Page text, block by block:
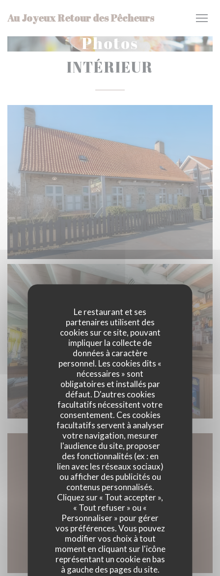
Le restaurant et ses
partenaires utilisent des
cookies sur ce site, pouvant
impliquer la collecte de
données à caractère
personnel. Les cookies dits «
nécessaires » sont
obligatoires et installés par
défaut. D'autres cookies
facultatifs nécessitent votre
consentement. Ces cookies
facultatifs servent à analyser
votre navigation, mesurer
l'audience du site, proposer
des fonctionnalités (ex : en
lien avec les réseaux sociaux)
ou afficher des publicités ou
contenus personnalisés.
Cliquez sur « Tout accepter »,
« Tout refuser » ou «
Personnaliser » pour gérer
vos préférences. Vous pouvez
modifier vos choix à tout
moment en cliquant sur l'icône
représentant un cookie en bas
à gauche des pages du site.
Au Joyeux Retour des Pêcheurs
Photos
INTÉRIEUR
Accès/Contact
93 Rue du Général de Gaulle 59123 Zuydcoote
03 28 63 72 89
Facebook ((ouvre une nouvelle
Instagram ((ouvre une